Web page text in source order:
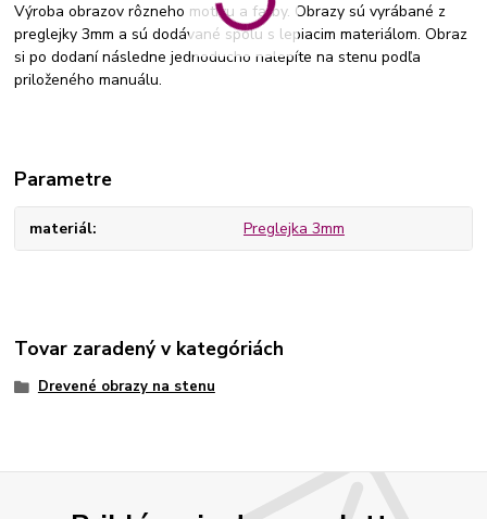
Výroba obrazov rôzneho motívu a farby. Obrazy sú vyrábané z
preglejky 3mm a sú dodávané spolu s lepiacim materiálom. Obraz
si po dodaní následne jednoducho nalepíte na stenu podľa
priloženého manuálu.
Parametre
materiál Preglejka 3mm
Tovar zaradený v kategóriách
Drevené obrazy na stenu